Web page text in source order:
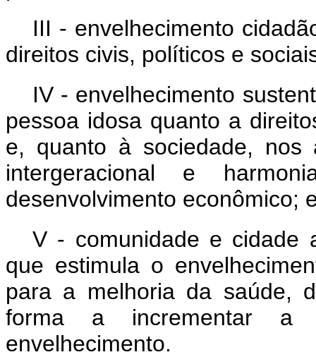
III - envelhecimento
direitos civis, políticos e
IV - envelhecimento
pessoa idosa quanto a
e, quanto à sociedade, nos
intergeracional e
desenvolvimento econômico;
V - comunidade e cidade
que estimula o
para a melhoria da saúde,
forma a incrementar a
envelhecimento.